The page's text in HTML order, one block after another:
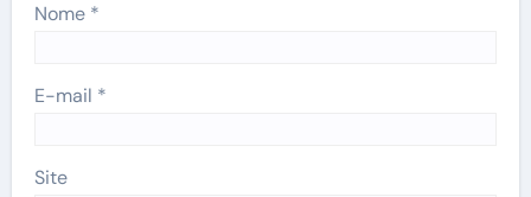
Nome *
E-mail *
Site